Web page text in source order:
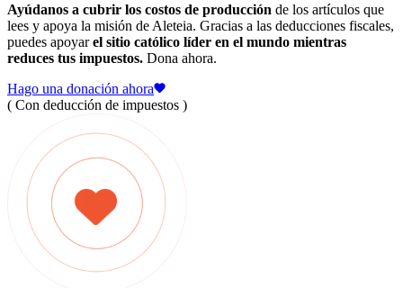
Ayúdanos a cubrir los costos de producción de los artículos que
lees y apoya la misión de Aleteia. Gracias a las deducciones fiscales,
puedes apoyarel sitio católico líder en el mundo mientras
reduces tus impuestos. Dona ahora.
Hago una donación ahora
( Con deducción de impuestos )